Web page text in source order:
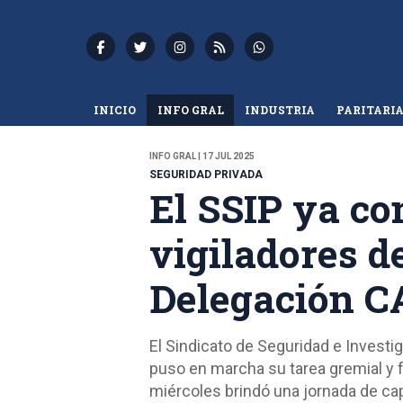
INICIO INFO GRAL INDUSTRIA
INFO GRAL | 17 JUL 2025
SEGURIDAD PRIVADA
El SSIP ya
vigiladores
Delegación
El Sindicato de Seguridad e
puso en marcha su tarea gremial y
miércoles brindó una jornada de